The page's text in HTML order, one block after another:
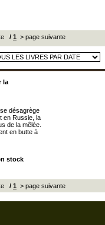
/ 1 > page suivante
la
désagrège
en Russie, la
de la mêlée.
en butte à
stock
/ 1 > page suivante